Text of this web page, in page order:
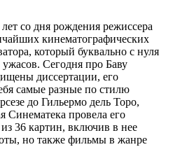
со дня рождения режиссера
кинематографических
который буквально с нуля
Сегодня про Баву
диссертации, его
самые разные по стилю
до Гильермо дель Торо,
Синематека провела его
36 картин, включив в нее
но также фильмы в жанре